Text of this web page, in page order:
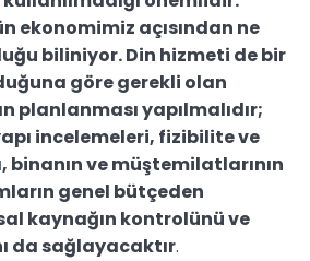
ekonomimiz açısından ne
biliniyor. Din hizmeti de bir
göre gerekli olan
planlanması yapılmalıdır;
incelemeleri, fizibilite ve
binanın ve müştemilatlarının
genel bütçeden
kaynağın kontrolünü ve
da sağlayacaktır.